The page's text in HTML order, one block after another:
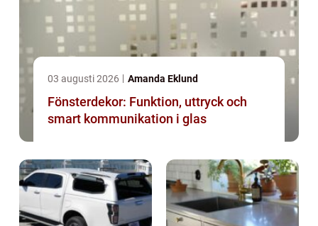
03 augusti 2026 Amanda Eklund
Fönsterdekor: Funktion, uttryck och
smart kommunikation i glas